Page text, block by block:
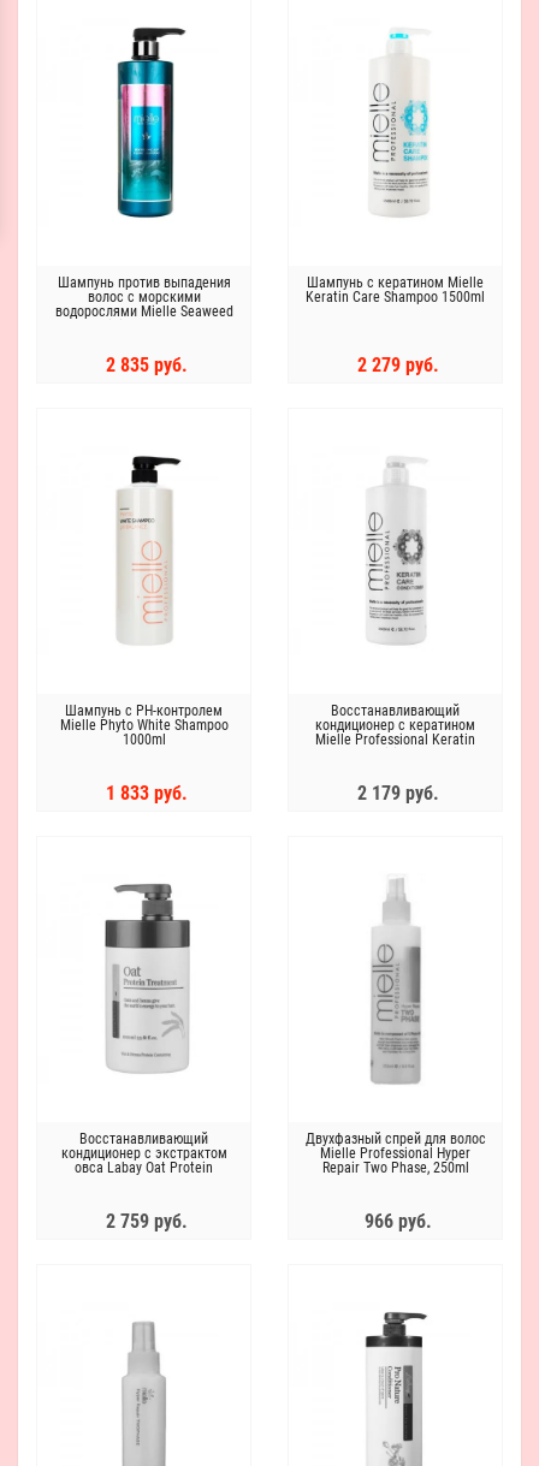
Шампунь против выпадения
волос с морскими
водорослями Mielle Seaweed
2 835 руб.
Шампунь с кератином Mielle
Keratin Care Shampoo 1500ml
2 279 руб.
Шампунь с РН-контролем
Mielle Phyto White Shampoo
1000ml
1 833 руб.
Восстанавливающий
кондиционер с кератином
Mielle Professional Keratin
2 179 руб.
Восстанавливающий
кондиционер с экстрактом
овса Labay Oat Protein
2 759 руб.
Двухфазный спрей для волос
Mielle Professional Hyper
Repair Two Phase, 250ml
966 руб.